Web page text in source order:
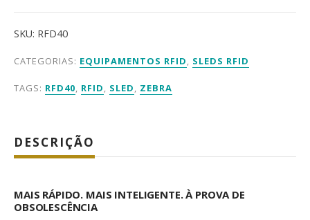
SKU: RFD40
CATEGORIAS: EQUIPAMENTOS RFID, SLEDS RFID
TAGS: RFD40, RFID, SLED, ZEBRA
DESCRIÇÃO
MAIS RÁPIDO. MAIS INTELIGENTE. À PROVA DE
OBSOLESCÊNCIA